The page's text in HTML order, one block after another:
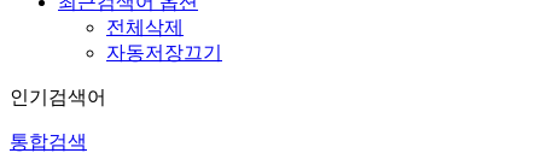
전체삭제
자동저장끄기
인기검색어
통합검색